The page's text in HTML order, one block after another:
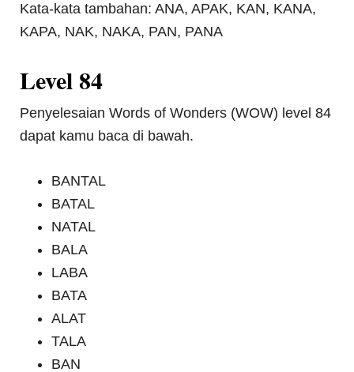
Kata-kata tambahan: ANA, APAK, KAN, KANA,
KAPA, NAK, NAKA, PAN, PANA
Level 84
Penyelesaian Words of Wonders (WOW) level 84
dapat kamu baca di bawah.
BANTAL
BATAL
NATAL
BALA
LABA
BATA
ALAT
TALA
BAN